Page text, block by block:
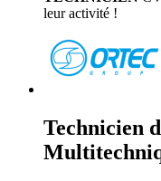
leur activité !
Technicien